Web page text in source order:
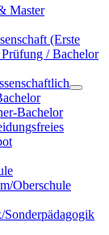
Master
(Erste
/ Bachelor
Bachelor
Oberschule
Sonderpädagogik